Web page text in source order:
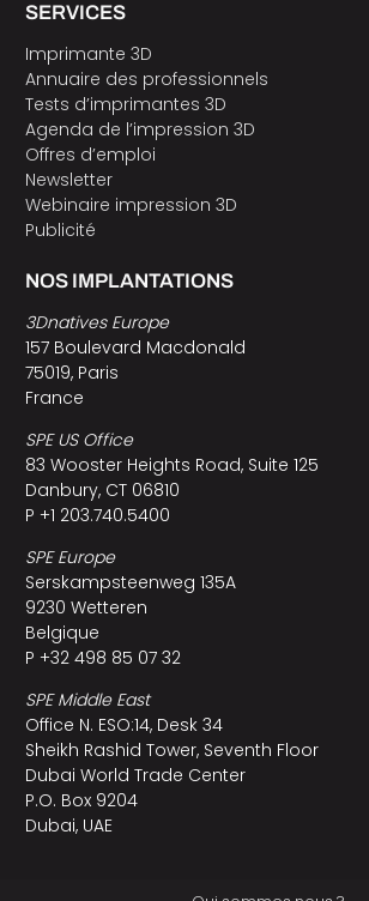
SERVICES
Imprimante 3D
Annuaire des professionnels
Tests d’imprimantes 3D
Agenda de l’impression 3D
Offres d’emploi
Newsletter
Webinaire impression 3D
Publicité
NOS IMPLANTATIONS
3Dnatives Europe
157 Boulevard Macdonald
75019, Paris
France
SPE US Office
83 Wooster Heights Road, Suite 125
Danbury, CT 06810
P +1 203.740.5400
SPE Europe
Serskampsteenweg 135A
9230 Wetteren
Belgique
P +32 498 85 07 32
SPE Middle East
Office N. ESO:14, Desk 34
Sheikh Rashid Tower, Seventh Floor
Dubai World Trade Center
P.O. Box 9204
Dubai, UAE